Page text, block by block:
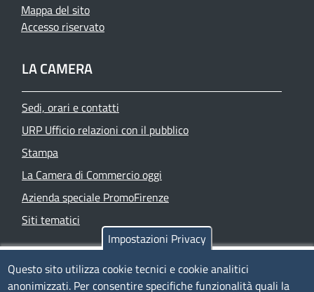
Mappa del sito
Accesso riservato
LA CAMERA
Sedi, orari e contatti
URP Ufficio relazioni con il pubblico
Stampa
La Camera di Commercio oggi
Azienda speciale PromoFirenze
Siti tematici
TRASPARENZA
Impostazioni Privacy
Questo sito utilizza cookie tecnici e cookie analitici
anonimizzati. Per consentire specifiche funzionalità quali la